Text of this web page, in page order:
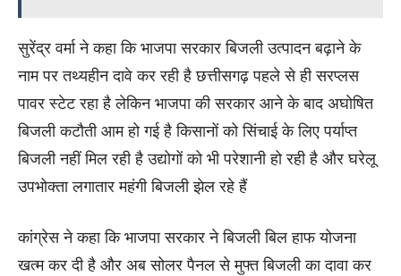
सुरेंद्र वर्मा ने कहा कि भाजपा सरकार बिजली उत्पादन बढ़ाने के
नाम पर तथ्यहीन दावे कर रही है छत्तीसगढ़ पहले से ही सरप्लस
पावर स्टेट रहा है लेकिन भाजपा की सरकार आने के बाद अघोषित
बिजली कटौती आम हो गई है किसानों को सिंचाई के लिए पर्याप्त
बिजली नहीं मिल रही है उद्योगों को भी परेशानी हो रही है और घरेलू
उपभोक्ता लगातार महंगी बिजली झेल रहे हैं
कांग्रेस ने कहा कि भाजपा सरकार ने बिजली बिल हाफ योजना
खत्म कर दी है और अब सोलर पैनल से मुफ्त बिजली का दावा कर